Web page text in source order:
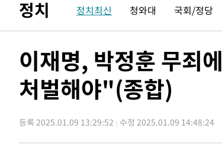
-24220초 전 >
"미 전국적 살모네라 식중독 원인은 멕시코
-22733초 전 >[속보]경찰·노동부, HL만도 평택사업장 끼
압수수색
-22369초 전 >[속보]원·달러 환율, 오전 9시 1423.8원
-22165초 전 >[속보]삼성전자·SK하이닉스 동반 강보합
-22151초 전 >[속보]코스닥, 5.95포인트(0.74%) 상승한
-19284초 전 >시리아 다마스쿠스 교외에서 미니버스 폭발
태
-18582초 전 >입추에도 극한더위…서울 낮 39도 '폭염중
정치 정치최신 청와대 국회/정당
이재명, 박정훈 무죄
처벌해야"(종합)
등록 2025.01.09 13:29:52 수정 2025.01.09 14:48:24